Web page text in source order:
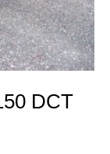
DCT